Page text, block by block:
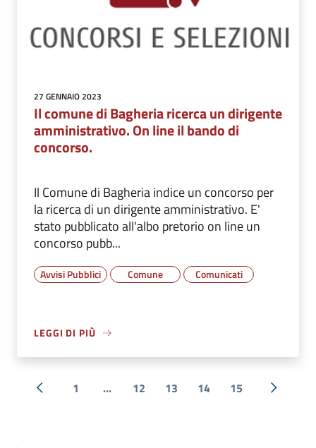
27 GENNAIO 2023
Il comune di Bagheria ricerca un dirigente
amministrativo. On line il bando di
concorso.
Il Comune di Bagheria indice un concorso per
la ricerca di un dirigente amministrativo. E'
stato pubblicato all'albo pretorio on line un
concorso pubb...
Avvisi Pubblici Comune Comunicati
LEGGI DI PIÙ
« Precedente
1 ... 12 13 14 15